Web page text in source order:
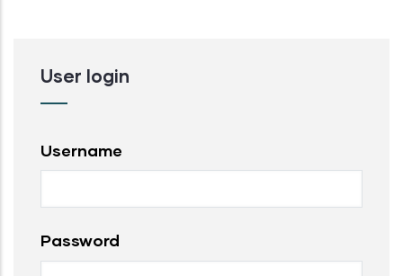
User login
Username
Password